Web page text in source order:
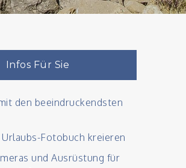
Infos Für Sie
den beeindruckendsten
Fotobuch kreieren
und Ausrüstung für